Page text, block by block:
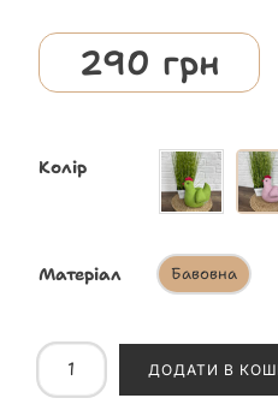
290 грн
Колір
Матеріал Бавовна
ДОДАТИ В